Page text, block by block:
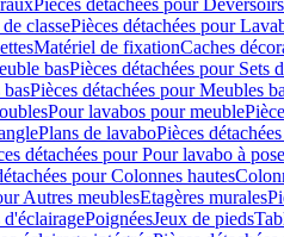
Pièces détachées pour
classePièces détachées pour
Matériel de fixationCaches
basPièces détachées pour Sets
Pièces détachées pour Meubles
Pour lavabos pour meuble
Plans de lavaboPièces
détachées pour Pour lavabo à
pour Colonnes hautes
Autres meublesEtagères murales
d'éclairagePoignéesJeux de pieds